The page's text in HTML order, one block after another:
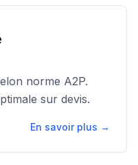
norme A2P.
sur devis.
En savoir plus →